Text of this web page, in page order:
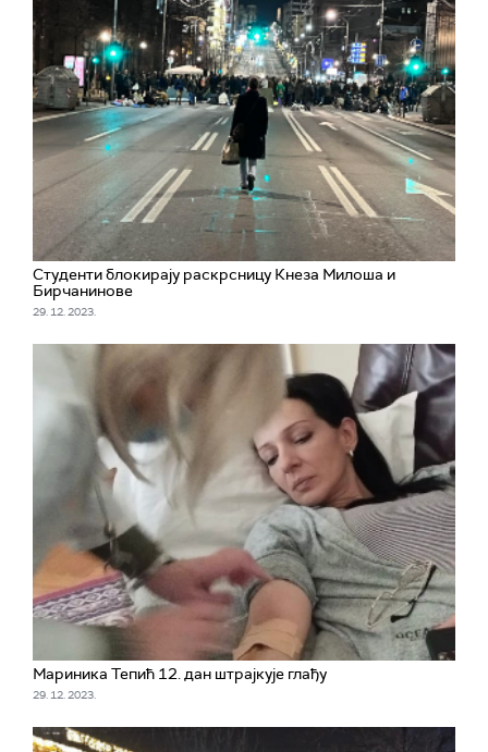
Студенти блокирају раскрсницу Кнеза Милоша и
Бирчанинове
29. 12. 2023.
Мариника Тепић 12. дан штрајкује глађу
29. 12. 2023.